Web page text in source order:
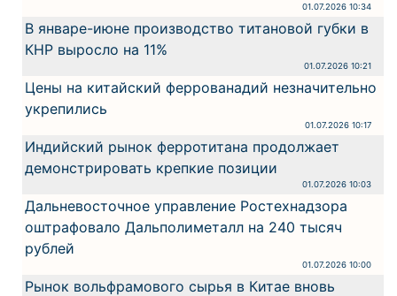
01.07.2026 10:34
В январе-июне производство титановой губки в
КНР выросло на 11%
01.07.2026 10:21
Цены на китайский феррованадий незначительно
укрепились
01.07.2026 10:17
Индийский рынок ферротитана продолжает
демонстрировать крепкие позиции
01.07.2026 10:03
Дальневосточное управление Ростехнадзора
оштрафовало Дальполиметалл на 240 тысяч
рублей
01.07.2026 10:00
Рынок вольфрамового сырья в Китае вновь